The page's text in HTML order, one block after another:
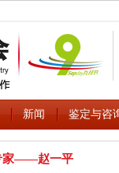
新闻 鉴定与咨
家――赵一平